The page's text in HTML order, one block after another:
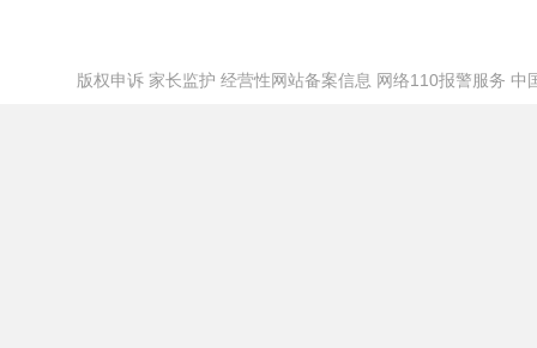
版权申诉 家长监护 经营性网站备案信息 网络110报警服务 中